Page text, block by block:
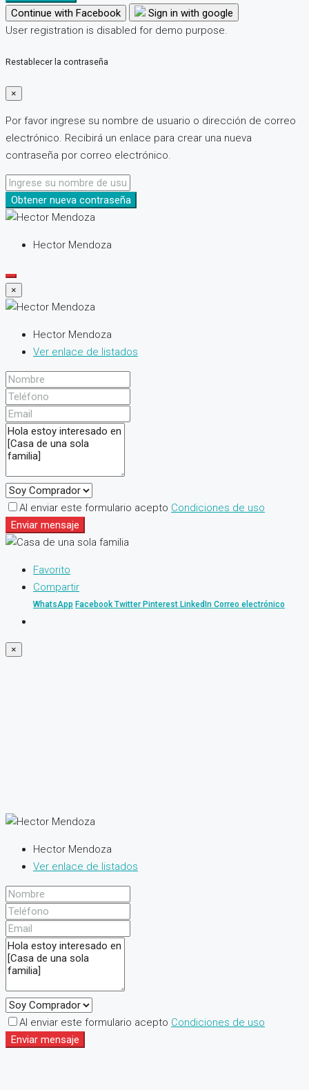
Continue with Facebook
Sign in with google
User registration is disabled for demo purpose.
Restablecer la contraseña
×
Por favor ingrese su nombre de usuario o dirección de correo
electrónico. Recibirá un enlace para crear una nueva
contraseña por correo electrónico.
Obtener nueva contraseña
Hector Mendoza
×
Hector Mendoza
Ver enlace de listados
Al enviar este formulario acepto Condiciones de uso
Enviar mensaje
Favorito
Compartir
WhatsApp Facebook Twitter Pinterest LinkedIn Correo electrónico
×
Hector Mendoza
Ver enlace de listados
Al enviar este formulario acepto Condiciones de uso
Enviar mensaje